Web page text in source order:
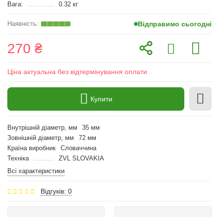
Вага:
0.32 кг
Відправимо сьогодні
270 ₴
Ціна актуальна без відтермінування оплати
Купити
Внутрішній діаметр, мм
35 мм
Зовнішній діаметр, мм
72 мм
Країна виробник
Словаччина
Техніка
ZVL SLOVAKIA
Всі характеристики
Відгуків: 0